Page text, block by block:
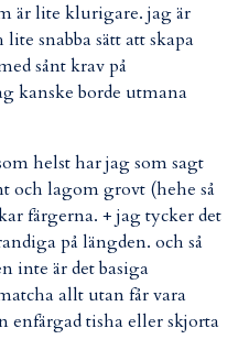
är lite klurigare. jag är
snabba sätt att skapa
sånt krav på
kanske borde utmana
helst har jag som sagt
och lagom grovt (hehe så
färgerna. + jag tycker det
på längden. och så
inte är det basiga
allt utan får vara
tisha eller skjorta